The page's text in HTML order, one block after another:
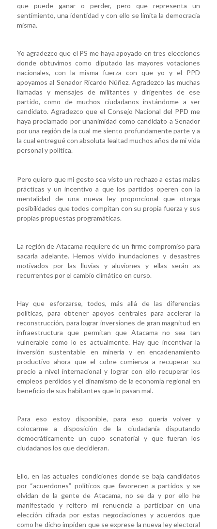
que puede ganar o perder, pero que representa un
sentimiento, una identidad y con ello se limita la democracia
misma.
Yo agradezco que el PS me haya apoyado en tres elecciones
donde obtuvimos como diputado las mayores votaciones
nacionales, con la misma fuerza con que yo y el PPD
apoyamos al Senador Ricardo Núñez. Agradezco las muchas
llamadas y mensajes de militantes y dirigentes de ese
partido, como de muchos ciudadanos instándome a ser
candidato. Agradezco que el Consejo Nacional del PPD me
haya proclamado por unanimidad como candidato a Senador
por una región de la cual me siento profundamente parte y a
la cual entregué con absoluta lealtad muchos años de mi vida
personal y política.
Pero quiero que mi gesto sea visto un rechazo a estas malas
prácticas y un incentivo a que los partidos operen con la
mentalidad de una nueva ley proporcional que otorga
posibilidades que todos compitan con su propia fuerza y sus
propias propuestas programáticas.
La región de Atacama requiere de un firme compromiso para
sacarla adelante. Hemos vivido inundaciones y desastres
motivados por las lluvias y aluviones y ellas serán as
recurrentes por el cambio climático en curso.
Hay que esforzarse, todos, más allá de las diferencias
políticas, para obtener apoyos centrales para acelerar la
reconstrucción, para lograr inversiones de gran magnitud en
infraestructura que permitan que Atacama no sea tan
vulnerable como lo es actualmente. Hay que incentivar la
inversión sustentable en minería y en encadenamiento
productivo ahora que el cobre comienza a recuperar su
precio a nivel internacional y lograr con ello recuperar los
empleos perdidos y el dinamismo de la economía regional en
beneficio de sus habitantes que lo pasan mal.
Para eso estoy disponible, para eso quería volver y
colocarme a disposición de la ciudadanía disputando
democráticamente un cupo senatorial y que fueran los
ciudadanos los que decidieran.
Ello, en las actuales condiciones donde se baja candidatos
por “acuerdones” políticos que favorecen a partidos y se
olvidan de la gente de Atacama, no se da y por ello he
manifestado y reitero mi renuencia a participar en una
elección cifrada por estas negociaciones y acuerdos que
como he dicho impiden que se exprese la nueva ley electoral